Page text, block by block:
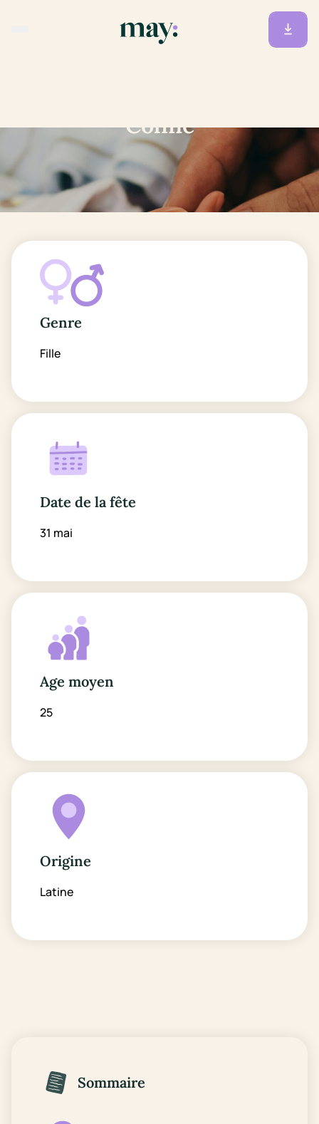
Coline
Genre
Fille
Date de la fête
31 mai
Age moyen
25
Origine
Latine
Sommaire